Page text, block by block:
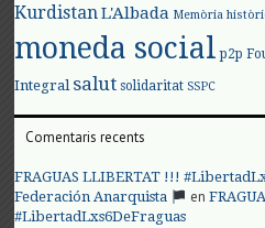
KurdistanL'Albada Memòria
moneda social p2p
Integral salut solidaritat SSPC
Comentaris recents
FRAGUAS LLIBERTAT !!!
Federación Anarquista
en
#LibertadLxs6DeFraguas